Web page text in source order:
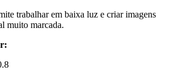
trabalhar em baixa luz e criar imagens
muito marcada.